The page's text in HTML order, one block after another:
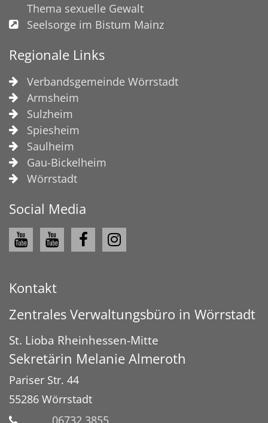
Thema sexuelle Gewalt
Seelsorge im Bistum Mainz
Regionale Links
Verbandsgemeinde Wörrstadt
Armsheim
Sulzheim
Spiesheim
Saulheim
Gau-Bickelheim
Wörrstadt
Social Media
Kontakt
Zentrales Verwaltungsbüro in Wörrstadt
St. Lioba Rheinhessen-Mitte
Sekretärin Melanie Almeroth
Pariser Str. 44
55286 Wörrstadt
06732 3855